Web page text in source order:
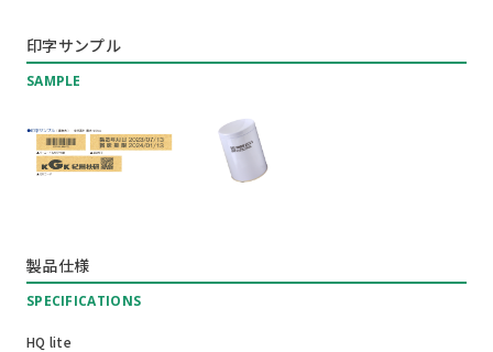
印字サンプル
SAMPLE
製品仕様
SPECIFICATIONS
HQ lite